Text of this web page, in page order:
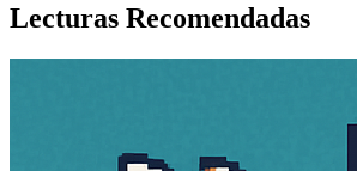
Lecturas Recomendadas